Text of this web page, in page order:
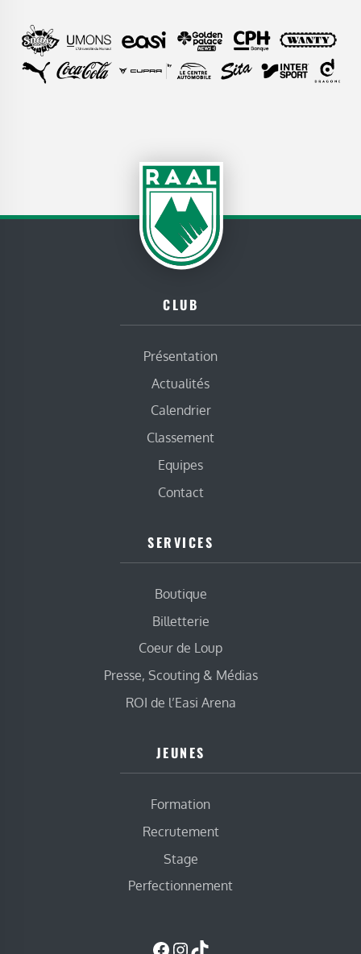
CLUB
Présentation
Actualités
Calendrier
Classement
Equipes
Contact
SERVICES
Boutique
Billetterie
Coeur de Loup
Presse, Scouting & Médias
ROI de l’Easi Arena
JEUNES
Formation
Recrutement
Stage
Perfectionnement
Facebook
Instagram
TikTok